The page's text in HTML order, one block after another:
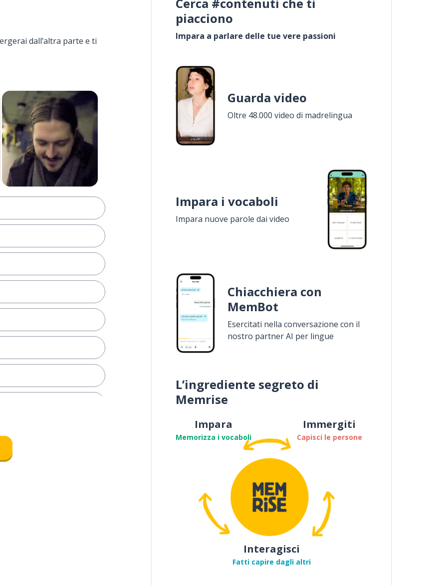
dall’altra parte e ti
piacciono
Impara a parlare delle tue vere passioni
Guarda video
Oltre 48.000 video di madrelingua
Impara i vocaboli
Impara nuove parole dai video
Chiacchiera con
MemBot
Esercitati nella conversazione con il
nostro partner AI per lingue
L’ingrediente segreto di
Memrise
Impara
Memorizza i vocaboli
Immergiti
Capisci le persone
Interagisci
Fatti capire dagli altri